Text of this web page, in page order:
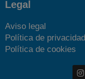
Legal
Aviso legal
Política de privacidad
Política de cookies